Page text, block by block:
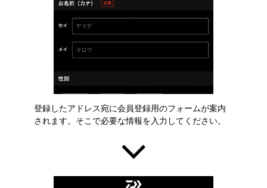
登録したアドレス宛に会員登録用のフォームが案内
されます。そこで必要な情報を入力してください。